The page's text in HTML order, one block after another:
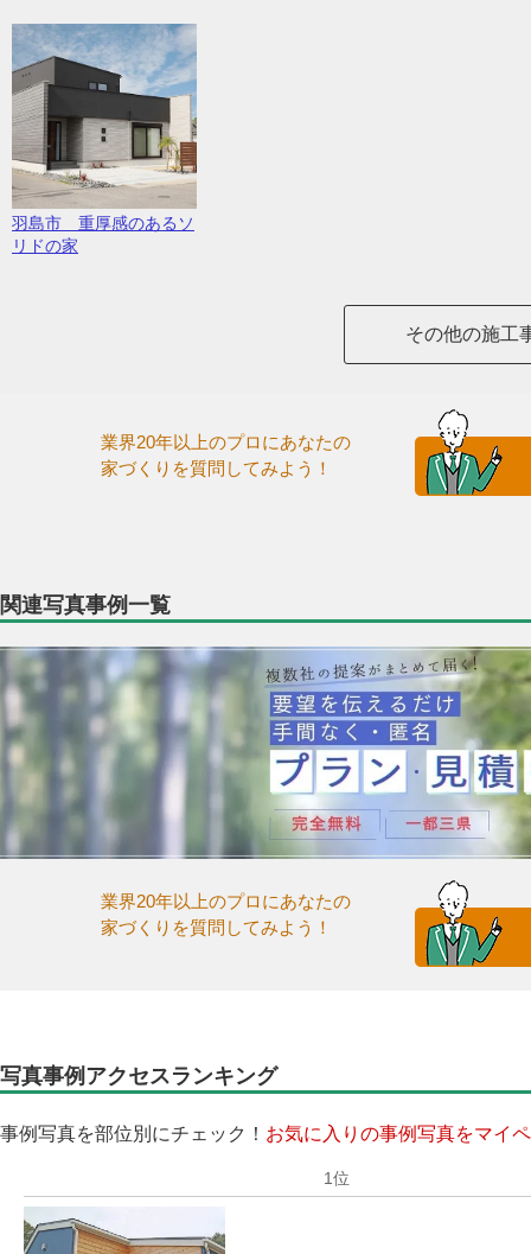
羽島市 重厚感のあるソ
リドの家
その他の施工
業界20年以上のプロにあなたの
家づくりを質問してみよう！
関連写真事例一覧
業界20年以上のプロにあなたの
家づくりを質問してみよう！
写真事例アクセスランキング
事例写真を部位別にチェック！ お気に入りの事例写真をマイ